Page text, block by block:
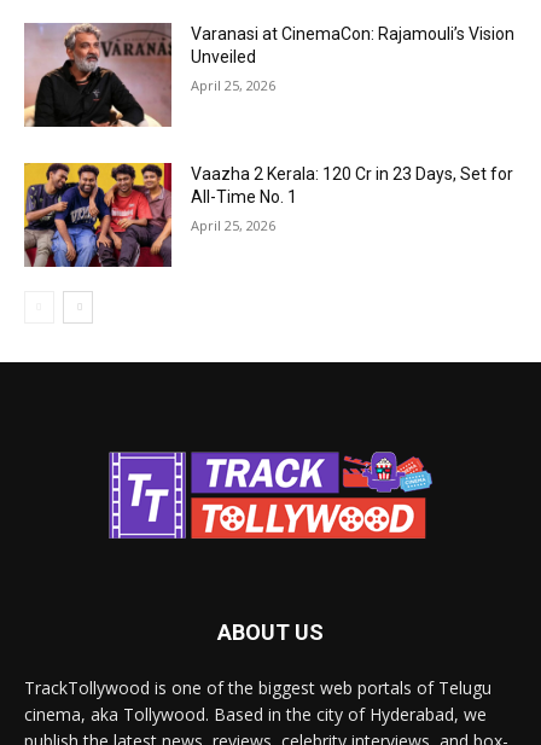
Varanasi at CinemaCon: Rajamouli’s Vision
Unveiled
April 25, 2026
Vaazha 2 Kerala: ₹120 Cr in 23 Days, Set for
All-Time No. 1
April 25, 2026
ABOUT US
TrackTollywood is one of the biggest web portals of Telugu
cinema, aka Tollywood. Based in the city of Hyderabad, we
publish the latest news, reviews, celebrity interviews, and box-